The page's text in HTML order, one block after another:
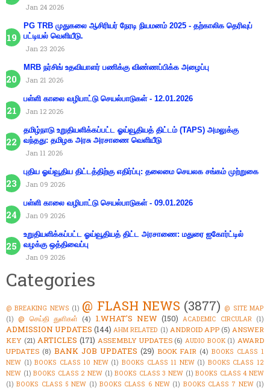
Jan 24 2026
PG TRB முதுகலை ஆசிரியர் நேரடி நியமனம் 2025 - தற்காலிக தெரிவுப்
பட்டியல் வெளியீடு.
Jan 23 2026
MRB நர்சிங் உதவியாளர் பணிக்கு விண்ணப்பிக்க அழைப்பு
Jan 21 2026
பள்ளி காலை வழிபாட்டு செயல்பாடுகள் - 12.01.2026
Jan 12 2026
தமிழ்நாடு உறுதியளிக்கப்பட்ட ஓய்வூதியத் திட்டம் (TAPS) அமலுக்கு
வந்தது: தமிழக அரசு அரசாணை வெளியீடு
Jan 11 2026
புதிய ஓய்வூதிய திட்டத்திற்கு எதிர்ப்பு: தலைமை செயலக சங்கம் முற்றுகை
Jan 09 2026
பள்ளி காலை வழிபாட்டு செயல்பாடுகள் - 09.01.2026
Jan 09 2026
உறுதியளிக்கப்பட்ட ஓய்வூதியத் திட்ட அரசாணை: மதுரை ஐகோர்ட்டில்
வழக்கு ஒத்திவைப்பு
Jan 09 2026
Categories
@ BREAKING NEWS (1) @ FLASH NEWS (3877) @ SITE MAP
(1) @ செய்தி துளிகள் (4) 1.WHAT'S NEW (150) ACADEMIC CIRCULAR (1)
ADMISSION UPDATES (144) AHM RELATED (1) ANDROID APP (5) ANSWER
KEY (21) ARTICLES (171) ASSEMBLY UPDATES (6) AUDIO BOOK (1) AWARD
UPDATES (8) BANK JOB UPDATES (29) BOOK FAIR (4) BOOKS CLASS 1
NEW (1) BOOKS CLASS 10 NEW (1) BOOKS CLASS 11 NEW (1) BOOKS CLASS 12
NEW (1) BOOKS CLASS 2 NEW (1) BOOKS CLASS 3 NEW (1) BOOKS CLASS 4 NEW
(1) BOOKS CLASS 5 NEW (1) BOOKS CLASS 6 NEW (1) BOOKS CLASS 7 NEW (1)